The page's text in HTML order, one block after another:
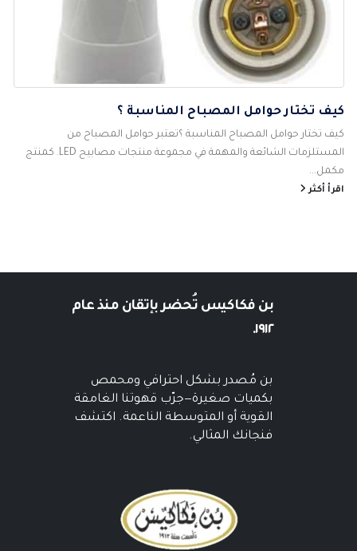
كيف تختار حوامل المصباح المناسبة ؟
كيف تختار حوامل المصباح المناسبة ؟تعتبر حوامل المصباح من
المستلزمات الشائعة والمهمة في مجموعة منتجات مصابيح LED. كمنتج
مكمل...
اقرأ أكثر
بن فكاكيستُحضر بإتقان منذ عام
١٩١٢.
بن مُصدر بشكل احترافي ومحمص
بكميات صغيرة—جرّب قهوتنا الغامقة
القوية أو المتوسطة الناعمة. اكتشف
فنجانك المثالي.